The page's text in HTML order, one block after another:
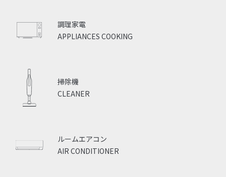
APPLIANCES COOKING
調理家電
CLEANER
掃除機
AIR CONDITIONER
ルームエアコン